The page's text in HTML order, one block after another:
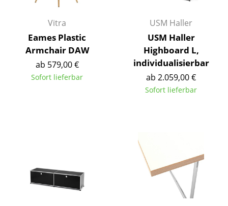
Badezimmer
Stauraum
Balkon & Garten
Büro
Cafeteria
Branchenlösungen
Vitra
Eames Plastic
Armchair DAW
ab 579,00 €
Sofort lieferbar
USM Haller
USM Haller
Highboard L,
individualisierbar
ab 2.059,00 €
Sofort lieferbar